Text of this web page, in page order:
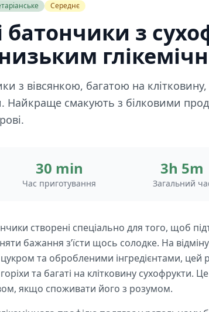
Середнє
батончики з
з вівсянкою, багатою на
Найкраще смакують з білковими
30 min
Час приготування
3h 5m
Загальний
створені спеціально для того, щоб
бажання з’їсти щось солодке. На
та обробленими інгредієнтами, цей
та багаті на клітковину сухофрукти.
якщо споживати його з розумом.